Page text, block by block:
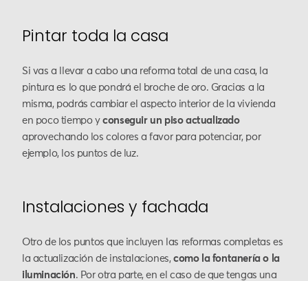
Pintar toda la casa
Si vas a llevar a cabo una reforma total de una casa, la
pintura es lo que pondrá el broche de oro. Gracias a la
misma, podrás cambiar el aspecto interior de la vivienda
en poco tiempo yconseguir un piso actualizado
aprovechando los colores a favor para potenciar, por
ejemplo, los puntos de luz.
Instalaciones y fachada
Otro de los puntos que incluyen las reformas completas es
la actualización de instalaciones,como la fontanería o la
iluminación. Por otra parte, en el caso de que tengas una